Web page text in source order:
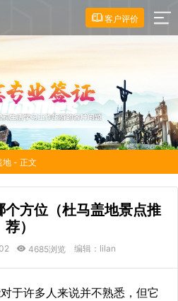
客户评价
地 - 正文
方位（杜马盖地景点推
荐）
4685浏览 编辑：lilan
于许多人来说并不熟悉，但它